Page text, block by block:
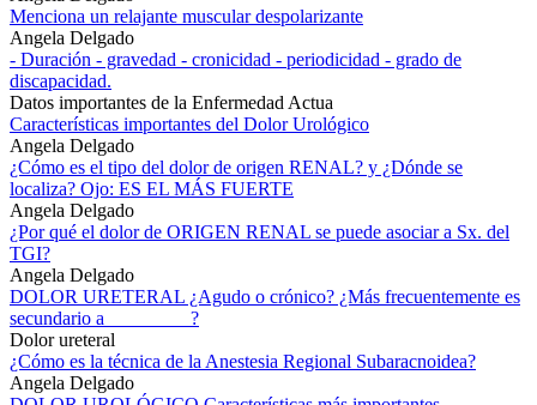
Menciona un relajante muscular despolarizante
Angela Delgado
- Duración - gravedad - cronicidad - periodicidad - grado de
discapacidad.
Datos importantes de la Enfermedad Actua
Características importantes del Dolor Urológico
Angela Delgado
¿Cómo es el tipo del dolor de origen RENAL? y ¿Dónde se
localiza? Ojo: ES EL MÁS FUERTE
Angela Delgado
¿Por qué el dolor de ORIGEN RENAL se puede asociar a Sx. del
TGI?
Angela Delgado
DOLOR URETERAL ¿Agudo o crónico? ¿Más frecuentemente es
secundario a_________?
Dolor ureteral
¿Cómo es la técnica de la Anestesia Regional Subaracnoidea?
Angela Delgado